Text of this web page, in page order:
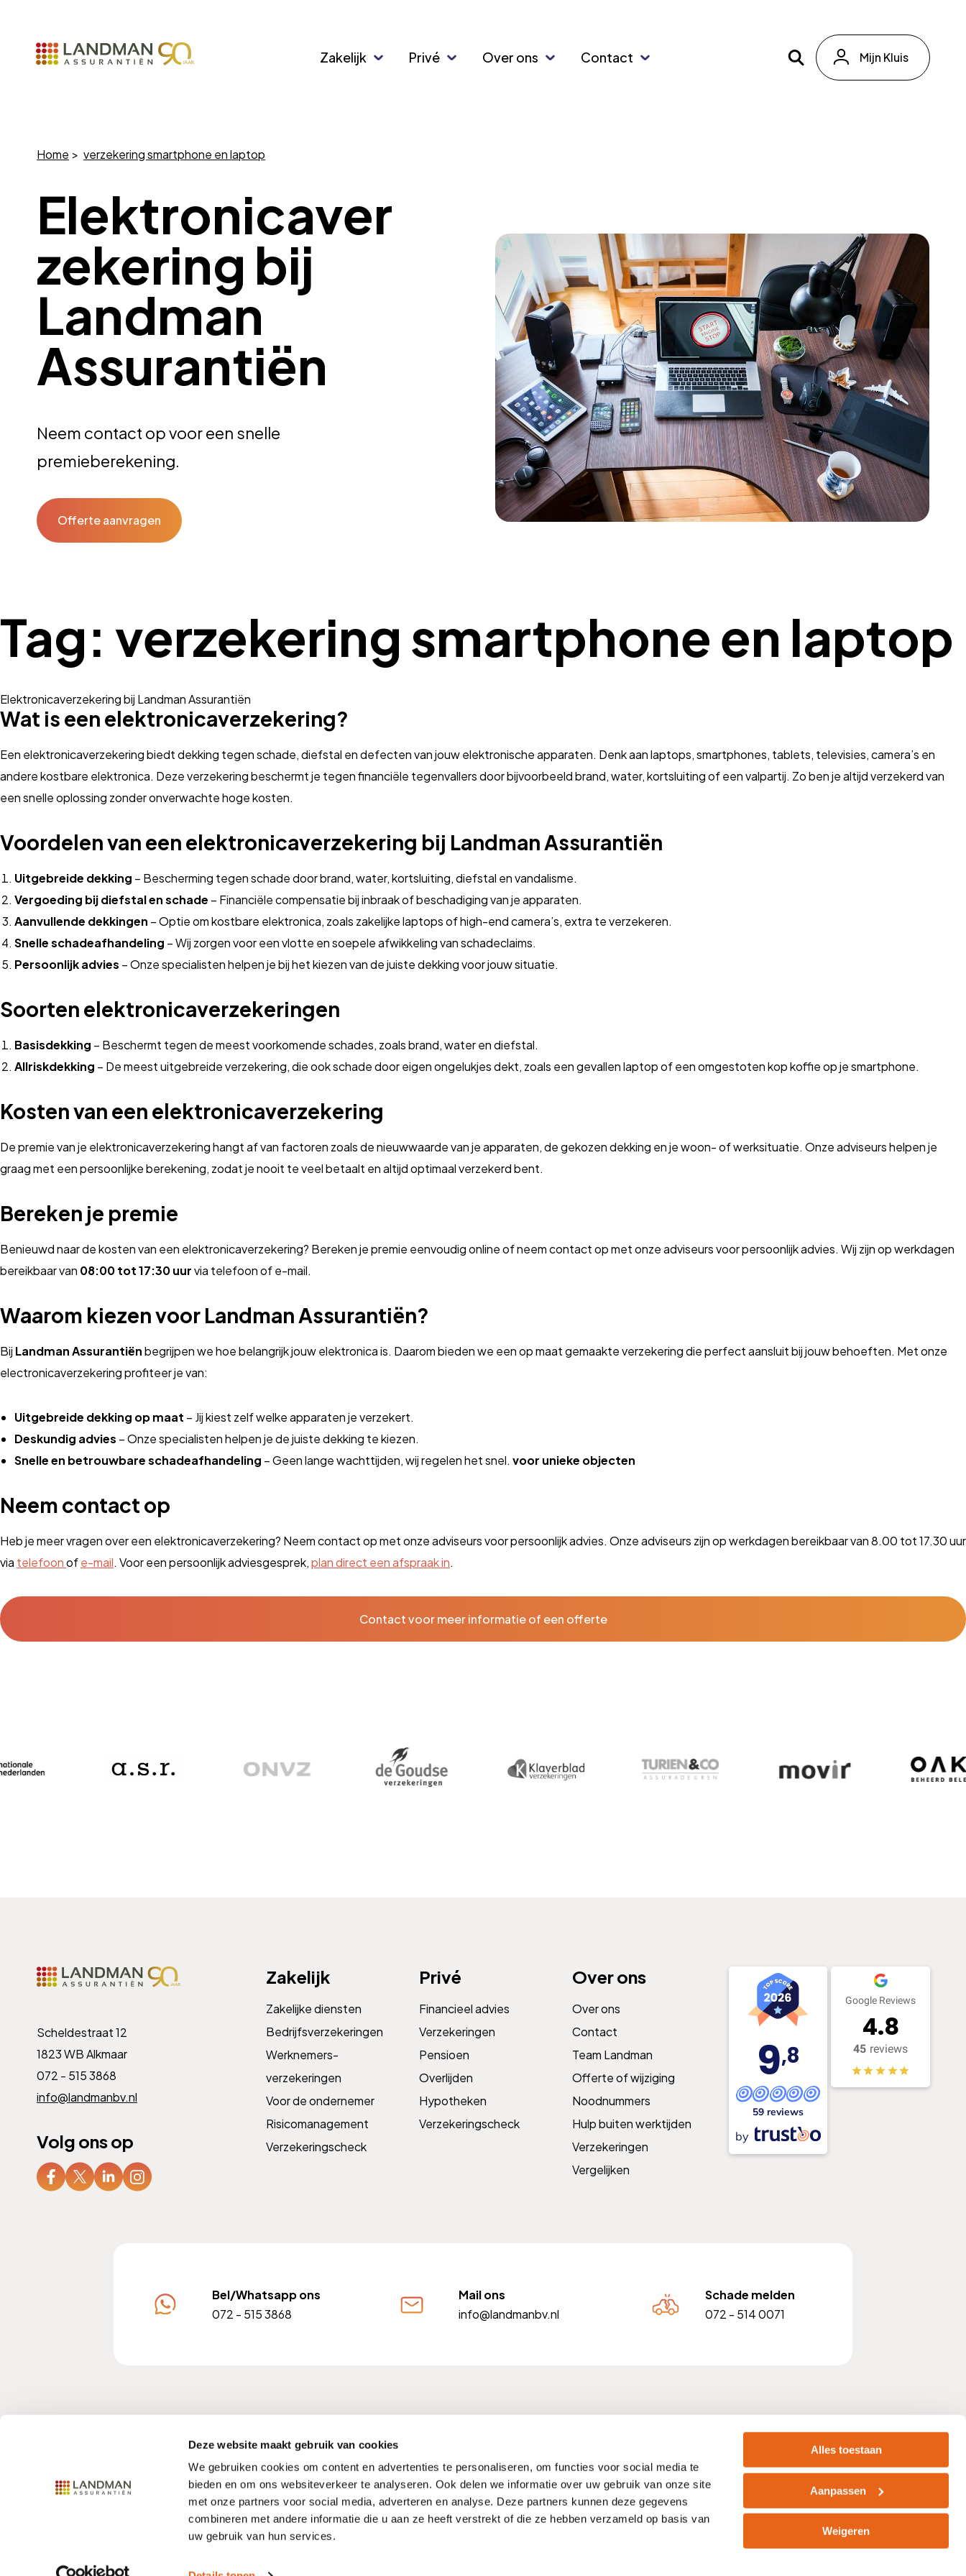
Deze website maakt gebruik van cookies
We gebruiken cookies om content en advertenties te personaliseren, om functies voor social media te
bieden en om ons websiteverkeer te analyseren. Ook delen we informatie over uw gebruik van onze site
met onze partners voor social media, adverteren en analyse. Deze partners kunnen deze gegevens
combineren met andere informatie die u aan ze heeft verstrekt of die ze hebben verzameld op basis van
uw gebruik van hun services.
Alles toestaan
Aanpassen
Weigeren
Zakelijk Privé Over ons Contact Mijn Kluis
Home verzekering smartphone en laptop
Elektronicaver
zekering bij
Landman
Assurantiën
Neem contact op voor een snelle
premieberekening.
Offerte aanvragen
Tag: verzekering smartphone en laptop
Elektronicaverzekering bij Landman Assurantiën
Wat is een elektronicaverzekering?
Een elektronicaverzekering biedt dekking tegen schade, diefstal en defecten van jouw elektronische apparaten. Denk aan laptops, smartphones, tablets, televisies, camera’s en
andere kostbare elektronica. Deze verzekering beschermt je tegen financiële tegenvallers door bijvoorbeeld brand, water, kortsluiting of een valpartij. Zo ben je altijd verzekerd van
een snelle oplossing zonder onverwachte hoge kosten.
Voordelen van een elektronicaverzekering bij Landman Assurantiën
Uitgebreide dekking – Bescherming tegen schade door brand, water, kortsluiting, diefstal en vandalisme.
Vergoeding bij diefstal en schade – Financiële compensatie bij inbraak of beschadiging van je apparaten.
Aanvullende dekkingen – Optie om kostbare elektronica, zoals zakelijke laptops of high-end camera’s, extra te verzekeren.
Snelle schadeafhandeling – Wij zorgen voor een vlotte en soepele afwikkeling van schadeclaims.
Persoonlijk advies – Onze specialisten helpen je bij het kiezen van de juiste dekking voor jouw situatie.
Soorten elektronicaverzekeringen
Basisdekking – Beschermt tegen de meest voorkomende schades, zoals brand, water en diefstal.
Allriskdekking – De meest uitgebreide verzekering, die ook schade door eigen ongelukjes dekt, zoals een gevallen laptop of een omgestoten kop koffie op je smartphone.
Kosten van een elektronicaverzekering
De premie van je elektronicaverzekering hangt af van factoren zoals de nieuwwaarde van je apparaten, de gekozen dekking en je woon- of werksituatie. Onze adviseurs helpen je
graag met een persoonlijke berekening, zodat je nooit te veel betaalt en altijd optimaal verzekerd bent.
Bereken je premie
Benieuwd naar de kosten van een elektronicaverzekering? Bereken je premie eenvoudig online of neem contact op met onze adviseurs voor persoonlijk advies. Wij zijn op werkdagen
bereikbaar van 08:00 tot 17:30 uurvia telefoon of e-mail.
Waarom kiezen voor Landman Assurantiën?
Bij Landman Assurantiënbegrijpen we hoe belangrijk jouw elektronica is. Daarom bieden we een op maat gemaakte verzekering die perfect aansluit bij jouw behoeften. Met onze
electronicaverzekering profiteer je van:
Uitgebreide dekking op maat – Jij kiest zelf welke apparaten je verzekert.
Deskundig advies – Onze specialisten helpen je de juiste dekking te kiezen.
Snelle en betrouwbare schadeafhandeling – Geen lange wachttijden, wij regelen het snel. voor unieke objecten
Neem contact op
Heb je meer vragen over een elektronicaverzekering? Neem contact op met onze adviseurs voor persoonlijk advies. Onze adviseurs zijn op werkdagen bereikbaar van 8.00 tot 17.30 uur
via telefoonofe-mail. Voor een persoonlijk adviesgesprek,plan direct een afspraak in.
Contact voor meer informatie of een offerte
Scheldestraat 12
1823 WB Alkmaar
072 - 515 3868
info@landmanbv.nl
Volg ons op
Zakelijk
Zakelijke diensten
Bedrijfsverzekeringen
Werknemers­­
verzekeringen
Voor de ondernemer
Risicomanagement
Verzekeringscheck
Privé
Financieel advies
Verzekeringen
Pensioen
Overlijden
Hypotheken
Verzekeringscheck
Over ons
Over ons
Contact
Team Landman
Offerte of wijziging
Noodnummers
Hulp buiten werktijden
Verzekeringen
Vergelijken
9,8
59 reviews
by
Google Reviews
4.8
45 reviews
Bel/Whatsapp ons
072 - 515 3868
Mail ons
info@landmanbv.nl
Schade melden
072 - 514 0071
BTW nummer: NL810903842B01
Privacy Disclaimer Kwaliteitswaarborgen Noodnummers Compliment of klacht Zelf afsluiten
Hulp buiten werktijden
Verzekeringen Vergelijken